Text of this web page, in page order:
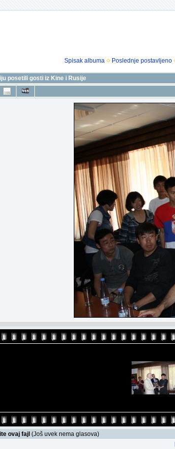
Spisak albuma
Poslednje postavljeno
posetili gosti iz Kine i Rusije
ovaj fajl (Još uvek nema glasova)